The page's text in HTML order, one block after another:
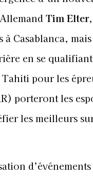
Tim Elter,
Casablanca,
en se
pour les
porteront les
les meilleurs